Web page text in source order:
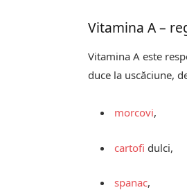
Vitamina A –
Vitamina A este
duce la uscăciune,
morcovi,
cartofi dulci,
spanac,